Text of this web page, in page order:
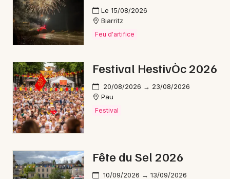
Le 15/08/2026
Biarritz
Feu d'artifice
Festival HestivÒc 2026
20/08/2026 → 23/08/2026
Pau
Festival
Fête du Sel 2026
10/09/2026 → 13/09/2026